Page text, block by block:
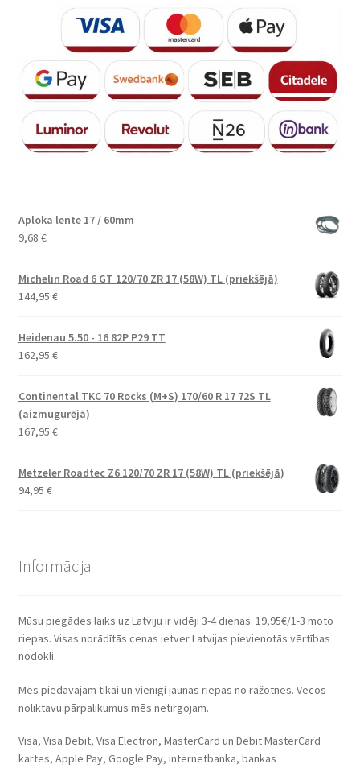
Aploka lente 17 / 60mm
9,68 €
Michelin Road 6 GT 120/70 ZR 17 (58W) TL (priekšējā)
144,95 €
Heidenau 5.50 - 16 82P P29 TT
162,95 €
Continental TKC 70 Rocks (M+S) 170/60 R 17 72S TL
(aizmugurējā)
167,95 €
Metzeler Roadtec Z6 120/70 ZR 17 (58W) TL (priekšējā)
94,95 €
Informācija
Mūsu piegādes laiks uz Latviju ir vidēji 3-4 dienas. 19,95€/1-3 moto
riepas. Visas norādītās cenas ietver Latvijas pievienotās vērtības
nodokli.
Mēs piedāvājam tikai un vienīgi jaunas riepas no ražotnes. Vecos
noliktavu pārpalikumus mēs netirgojam.
Visa, Visa Debit, Visa Electron, MasterCard un Debit MasterCard
kartes, Apple Pay, Google Pay, internetbanka, bankas